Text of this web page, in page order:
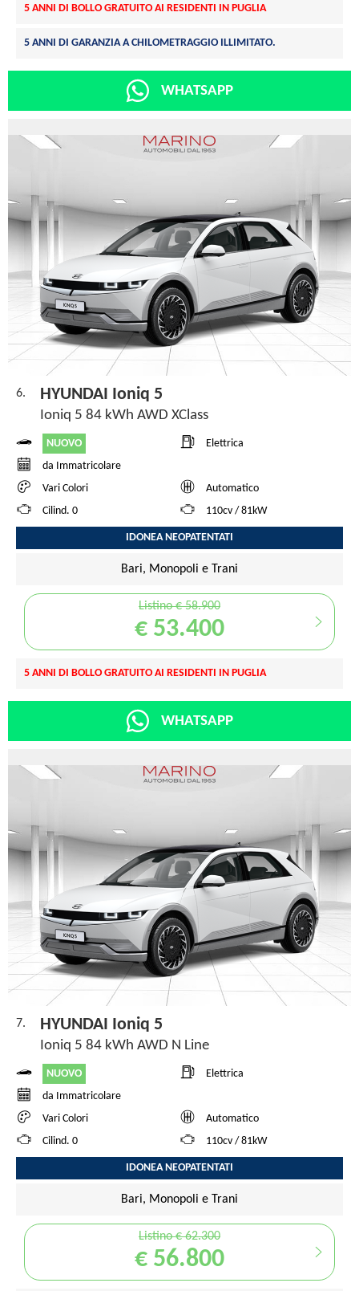
5 ANNI DI BOLLO GRATUITO AI RESIDENTI IN PUGLIA
5 ANNI DI GARANZIA A CHILOMETRAGGIO ILLIMITATO.
WHATSAPP
6. HYUNDAI Ioniq 5
Ioniq 5 84 kWh AWD XClass
NUOVO
Elettrica
da Immatricolare
Vari Colori
Automatico
Cilind. 0
110cv / 81kW
IDONEA NEOPATENTATI
Bari, Monopoli e Trani
Listino € 58.900
€ 53.400
5 ANNI DI BOLLO GRATUITO AI RESIDENTI IN PUGLIA
WHATSAPP
7. HYUNDAI Ioniq 5
Ioniq 5 84 kWh AWD N Line
NUOVO
Elettrica
da Immatricolare
Vari Colori
Automatico
Cilind. 0
110cv / 81kW
IDONEA NEOPATENTATI
Bari, Monopoli e Trani
Listino € 62.300
€ 56.800